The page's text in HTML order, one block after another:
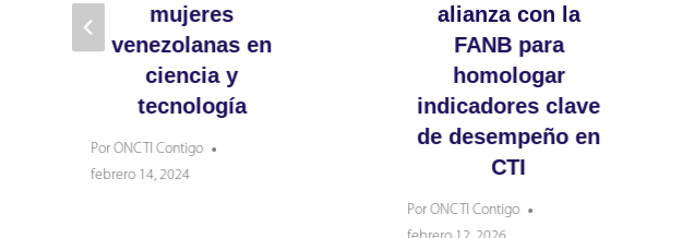
mujeres
venezolanas en
ciencia y
tecnología
Por ONCTI Contigo
febrero 14, 2024
alianza con la
FANB para
homologar
indicadores clave
de desempeño en
CTI
Por ONCTI Contigo